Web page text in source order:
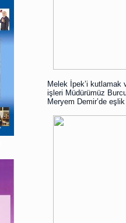
Melek İpek’i kutlamak
işleri Müdürümüz
Meryem Demir’de